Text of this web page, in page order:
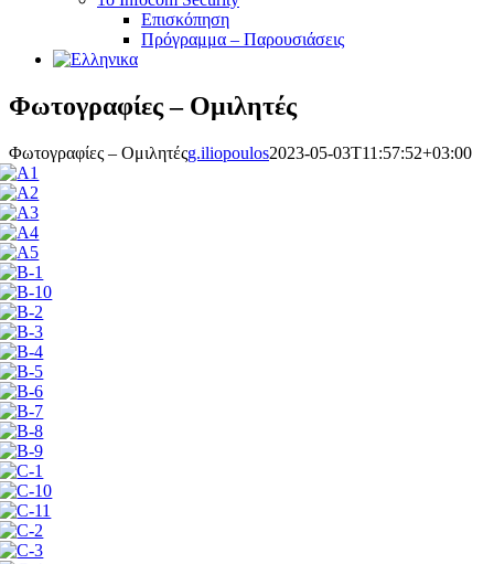
Επισκόπηση
Πρόγραμμα – Παρουσιάσεις
Φωτογραφίες – Ομιλητές
Φωτογραφίες – Ομιλητέςg.iliopoulos2023-05-03T11:57:52+03:00